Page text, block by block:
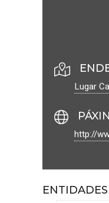
Lugar
http://
ENTIDADES